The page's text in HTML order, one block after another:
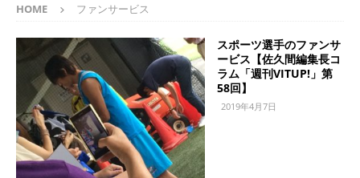
HOME ファンサービス
スポーツ選手のファンサ
ービス【佐久間編集長コ
ラム「週刊VITUP!」第
58回】
2019年4月7日